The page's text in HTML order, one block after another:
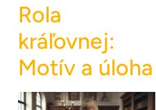
Rola
kráľovnej:
Motív a úloha